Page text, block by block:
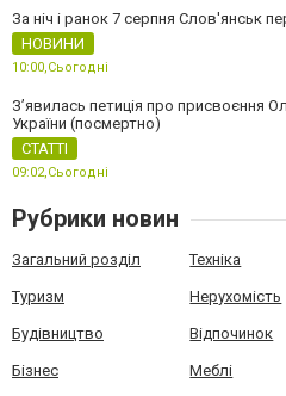
За ніч і ранок 7 серпня Слов'янськ
НОВИНИ
10:00, Сьогодні
З’явилась петиція про присвоєння
України (посмертно)
СТАТТІ
09:02, Сьогодні
Рубрики новин
Загальний розділ Техніка
Туризм Нерухомість
Будівництво Відпочинок
Бізнес Меблі